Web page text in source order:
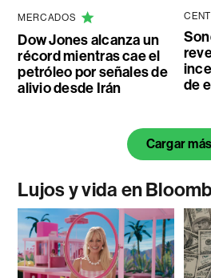
MERCADOS
Dow Jones alcanza un
récord mientras cae el
petróleo por señales de
alivio desde Irán
de
Cargar más
Lujos y vida en